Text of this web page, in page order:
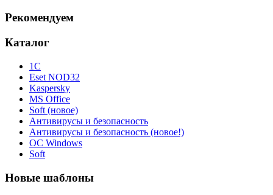
Рекомендуем
Каталог
1С
Eset NOD32
Kaspersky
MS Office
Soft (новое)
Антивирусы и безопасность
Антивирусы и безопасность (новое!)
ОС Windows
Soft
Новые шаблоны